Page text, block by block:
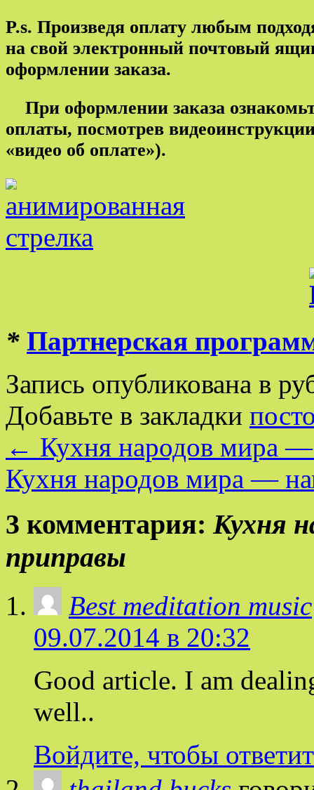
P.s. Произведя оплату любым
на свой электронный почтовый
оформлении заказа.
При оформлении заказа
оплаты, посмотрев
«видео об оплате»).
* Партнерская
Запись опубликована в
Добавьте в закладки
← Кухня народов мира
Кухня народов мира —
3 комментария:Кухня
приправы
Best meditation music
09.07.2014 в 20:32
Good article. I am
well..
Войдите, чтобы